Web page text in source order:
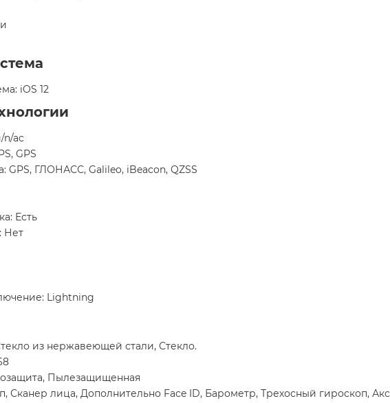
iOS 12
n/ac
GPS
GPS, ГЛОНАСС, Galileo, iBeacon, QZSS
Есть
Нет
Lightning
из нержавеющей стали, Стекло.
Пылезащищенная
Сканер лица, Дополнительно Face ID, Барометр, Трехосный гироскоп,